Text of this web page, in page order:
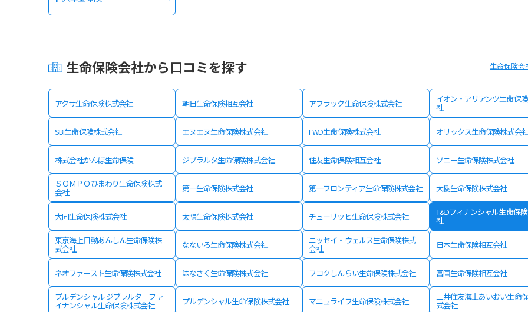
生命保険会社から口コミを探す
アクサ生命保険株式会社 朝日生命保険相互会社 アフラック生命保険株式会社 イオン・アリアンツ生命保
社
SBI生命保険株式会社 エヌエヌ生命保険株式会社 FWD生命保険株式会社 オリックス生命保険株式会社
株式会社かんぽ生命保険 ジブラルタ生命保険株式会社 住友生命保険相互会社 ソニー生命保険株式会社
ＳＯＭＰＯひまわり生命保険株式
会社 第一生命保険株式会社 第一フロンティア生命保険株式会社 大樹生命保険株式会社
大同生命保険株式会社 太陽生命保険株式会社 チューリッヒ生命保険株式会社 T&Dフィナンシャル生命保
社
東京海上日動あんしん生命保険株
式会社 なないろ生命保険株式会社 ニッセイ・ウェルス生命保険株式
会社 日本生命保険相互会社
ネオファースト生命保険株式会社 はなさく生命保険株式会社 フコクしんらい生命保険株式会社 富国生命保険相互会社
プルデンシャル ジブラルタ ファ
イナンシャル生命保険株式会社 プルデンシャル生命保険株式会社 マニュライフ生命保険株式会社 三井住友海上あいおい生命
式会社
生命保険会